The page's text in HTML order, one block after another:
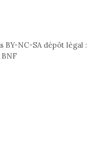
BY-NC-SA dépôt légal :